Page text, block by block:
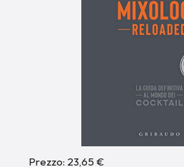
Prezzo: 23,65 €